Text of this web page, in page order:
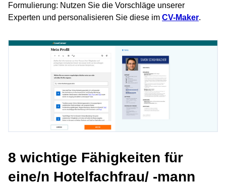
Formulierung: Nutzen Sie die Vorschläge unserer
Experten und personalisieren Sie diese im CV-Maker.
8 wichtige Fähigkeiten für
eine/n Hotelfachfrau/ -mann